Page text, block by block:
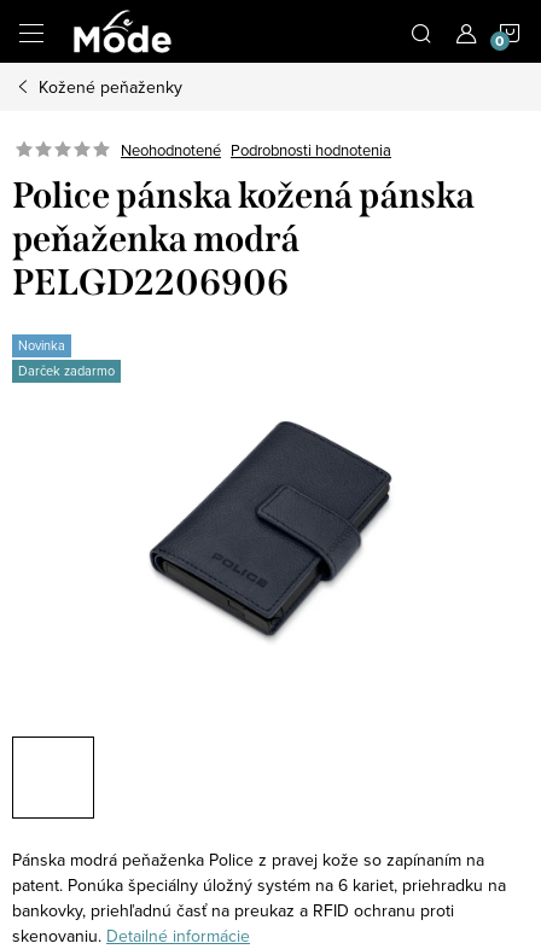
obsah
Kožené peňaženky
Neohodnotené Podrobnosti hodnotenia
Police pánska kožená pánska
peňaženka modrá
PELGD2206906
Novinka
Darček zadarmo
Pánska modrá peňaženka Police z pravej kože so zapínaním na
patent. Ponúka špeciálny úložný systém na 6 kariet, priehradku na
bankovky, priehľadnú časť na preukaz a RFID ochranu proti
skenovaniu. Detailné informácie